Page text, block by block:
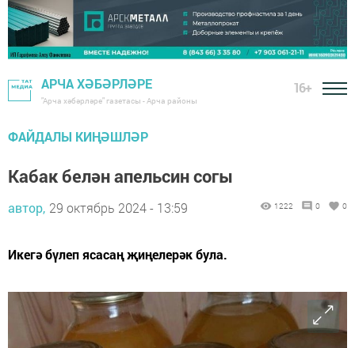
АРЧА ХӘБӘРЛӘРЕ
"Арча хәбәрләре" газетасы - Арча районы
16+
ФАЙДАЛЫ КИҢӘШЛӘР
Кабак белән апельсин согы
автор, 29 октябрь 2024 - 13:59 1222 0 0
Икегә бүлеп ясасаң җиңелерәк була.